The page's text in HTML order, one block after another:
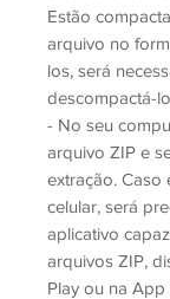
Estão
arquivo no
los, será
descompactá-
- No seu
arquivo ZIP e
extração. Caso
celular, será
aplicativo
arquivos ZIP,
Play ou na App